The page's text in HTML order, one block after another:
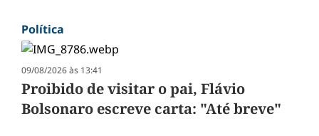
Política
09/08/2026 às 13:41
Proibido de visitar o pai, Flávio
Bolsonaro escreve carta: "Até breve"